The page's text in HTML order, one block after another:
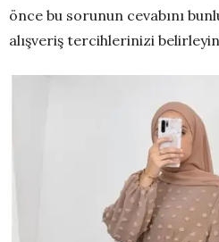
önce bu sorunun cevabını
alışveriş tercihlerinizi